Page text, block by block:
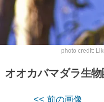
photo credit:
オオカバマダラ生物
<< 前の画像